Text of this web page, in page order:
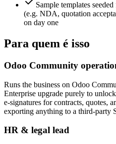
Sample templates
(e.g. NDA, quotation
on day one
Para quem é isso
Odoo Community
Runs the business on Odoo
Enterprise upgrade purely to
e-signatures for contracts, quotes,
exporting anything to a third-party
HR & legal lead